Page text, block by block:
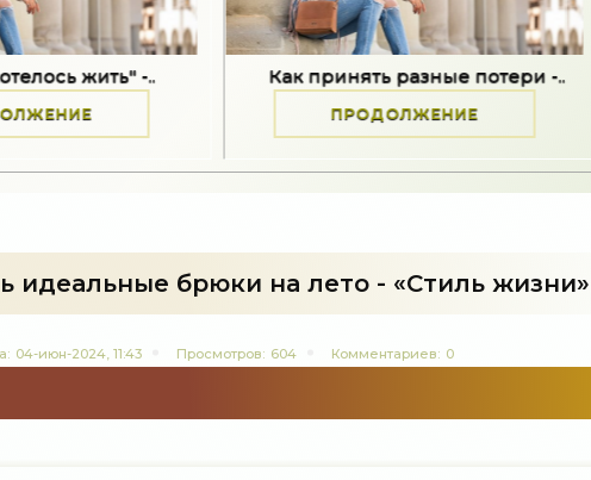
Как принять разные потери -.. Как
идеальные брюки на лето - «Стиль жизни»
04-июн-2024, 11:43 Просмотров: 604 Комментариев: 0